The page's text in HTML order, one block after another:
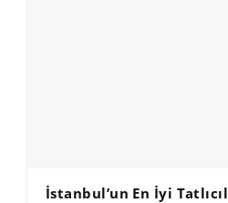
İstanbul’un En İyi